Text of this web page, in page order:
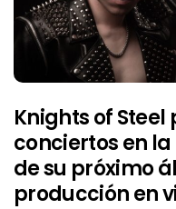
Knights of
conciertos en
de su próximo
producción en